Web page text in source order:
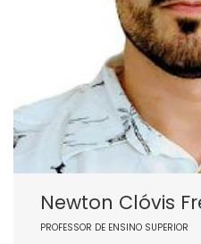
Newton Clóvis
PROFESSOR DE ENSINO SUPERIOR